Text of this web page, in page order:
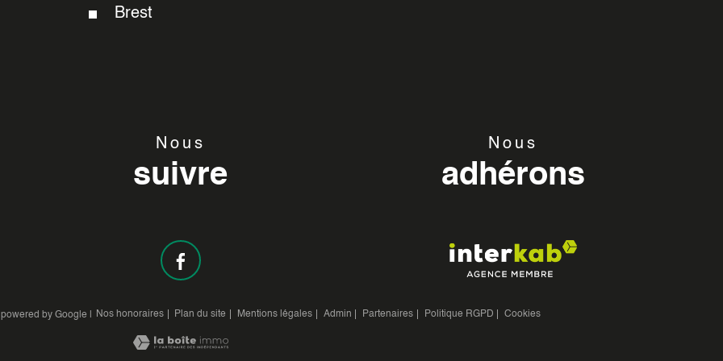
Brest
Nous
suivre
Nous
adhérons
by Google | Nos honoraires Plan du site Mentions légales Admin Partenaires Politique RGPD Cookies